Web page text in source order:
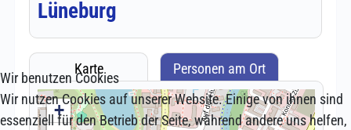
Wir benutzen Cookies
Wir nutzen Cookies auf unserer Website. Einige von ihnen sind
essenziell für den Betrieb der Seite, während andere uns helfen,